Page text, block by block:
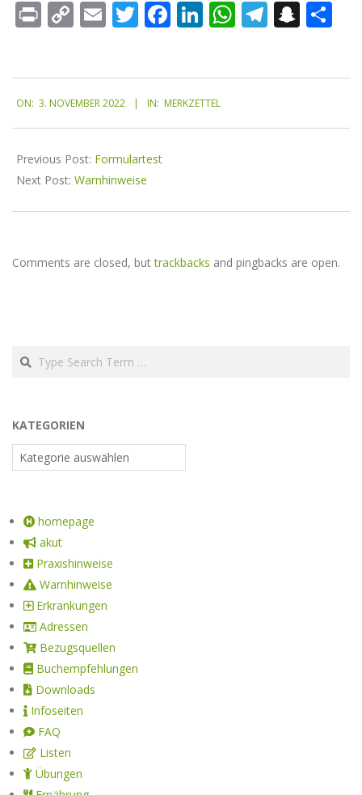
PrintCopyEmailTwitter
Facebook
LinkedIn
WhatsApp
ON: 3. NOVEMBER 2022 IN: MERKZETTEL
Previous Post: Formulartest
Next Post: Warnhinweise
Comments are closed, buttrackbacks and pingbacks are open.
KATEGORIEN
homepage
akut
Praxishinweise
Warnhinweise
Erkrankungen
Adressen
Bezugsquellen
Buchempfehlungen
Downloads
Infoseiten
FAQ
Listen
Übungen